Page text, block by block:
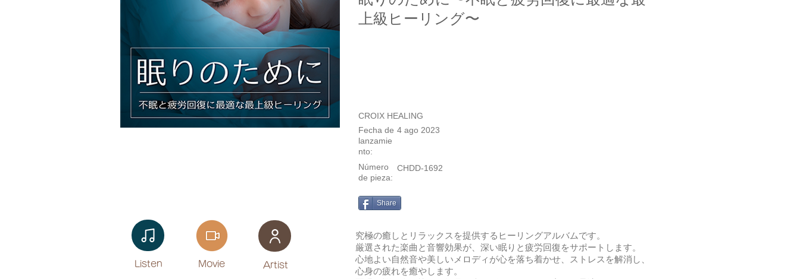
Listen​ Movie ​Artist
上級ヒーリング〜
CROIX HEALING
4 ago 2023
Fecha de
lanzamie
nto:
Número
de pieza:
CHDD-1692
Share
究極の癒しとリラックスを提供するヒーリングアルバムです。
厳選された楽曲と音響効果が、深い眠りと疲労回復をサポートします。
心地よい自然音や美しいメロディが心を落ち着かせ、ストレスを解消し、
心身の疲れを癒やします。